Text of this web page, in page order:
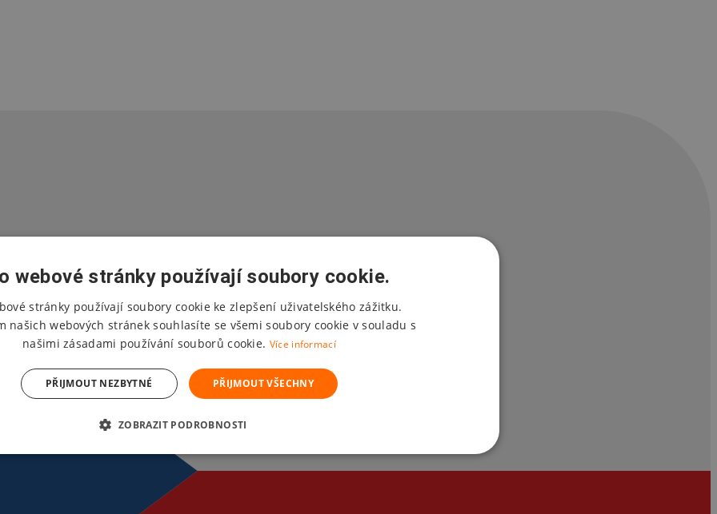
webové stránky používají soubory cookie.
stránky používají soubory cookie ke zlepšení uživatelského zážitku.
našich webových stránek souhlasíte se všemi soubory cookie v souladu s
našimi zásadami používání souborů cookie. Více informací
PŘIJMOUT VŠECHNY
PŘIJMOUT NEZBYTNÉ
ZOBRAZIT PODROBNOSTI